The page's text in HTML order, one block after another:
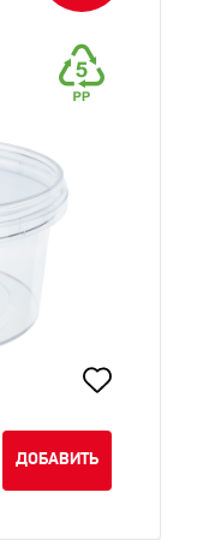
ДОБАВИТЬ